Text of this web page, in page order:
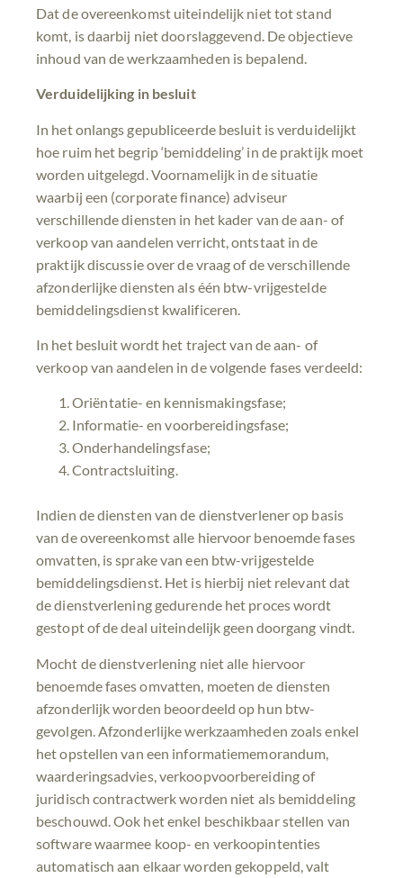
Dat de overeenkomst uiteindelijk niet tot stand
komt, is daarbij niet doorslaggevend. De objectieve
inhoud van de werkzaamheden is bepalend.
Verduidelijking in besluit
In het onlangs gepubliceerde besluit is verduidelijkt
hoe ruim het begrip ‘bemiddeling’ in de praktijk moet
worden uitgelegd. Voornamelijk in de situatie
waarbij een (corporate finance) adviseur
verschillende diensten in het kader van de aan- of
verkoop van aandelen verricht, ontstaat in de
praktijk discussie over de vraag of de verschillende
afzonderlijke diensten als één btw-vrijgestelde
bemiddelingsdienst kwalificeren.
In het besluit wordt het traject van de aan- of
verkoop van aandelen in de volgende fases verdeeld:
Oriëntatie- en kennismakingsfase;
Informatie- en voorbereidingsfase;
Onderhandelingsfase;
Contractsluiting.
Indien de diensten van de dienstverlener op basis
van de overeenkomst alle hiervoor benoemde fases
omvatten, is sprake van een btw-vrijgestelde
bemiddelingsdienst. Het is hierbij niet relevant dat
de dienstverlening gedurende het proces wordt
gestopt of de deal uiteindelijk geen doorgang vindt.
Mocht de dienstverlening niet alle hiervoor
benoemde fases omvatten, moeten de diensten
afzonderlijk worden beoordeeld op hun btw-
gevolgen. Afzonderlijke werkzaamheden zoals enkel
het opstellen van een informatiememorandum,
waarderingsadvies, verkoopvoorbereiding of
juridisch contractwerk worden niet als bemiddeling
beschouwd. Ook het enkel beschikbaar stellen van
software waarmee koop- en verkoopintenties
automatisch aan elkaar worden gekoppeld, valt